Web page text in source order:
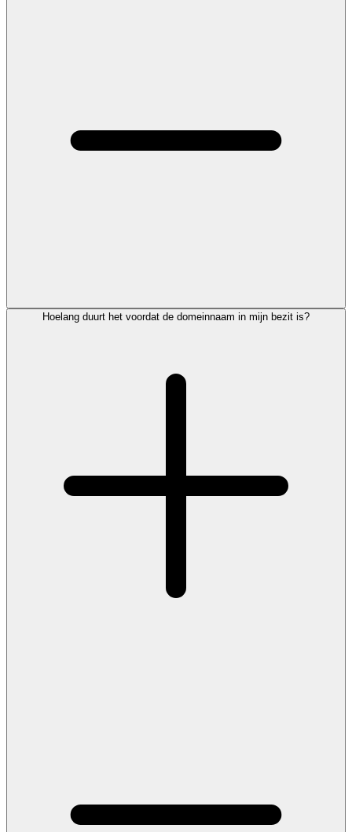
Hoelang duurt het voordat de domeinnaam in mijn bezit is?